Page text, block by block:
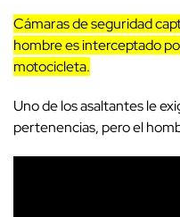
Cámaras de seguridad
hombre es interceptado
motocicleta.
Uno de los asaltantes le
pertenencias, pero el